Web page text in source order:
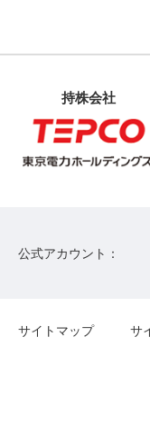
持株会社
公式アカウント：
サイトマップ サ